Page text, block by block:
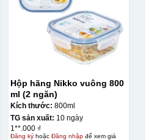
Hộp hãng Nikko vuông 800
ml (2 ngăn)
Kích thước: 800ml
TG sản xuất: 10 ngày
1**.000 ₫
Đăng kýhoặc Đăng nhậpđể xem giá